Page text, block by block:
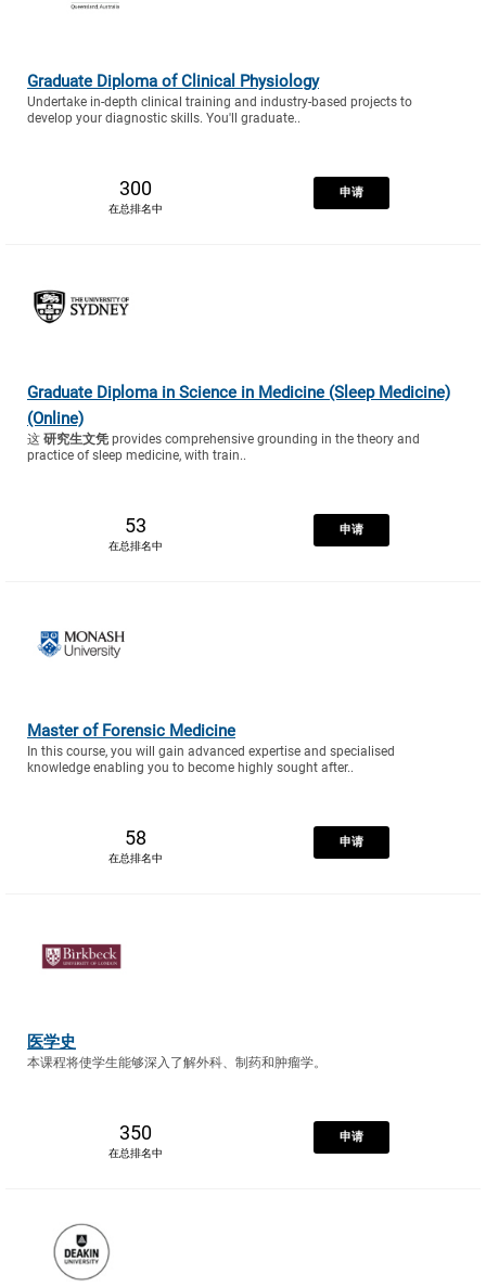
Graduate Diploma of Clinical Physiology
Undertake in-depth clinical training and industry-based projects to
develop your diagnostic skills. You'll graduate..
300
在总排名中
申请
Graduate Diploma in Science in Medicine (Sleep Medicine)
(Online)
这 研究生文凭 provides comprehensive grounding in the theory and
practice of sleep medicine, with train..
53
在总排名中
申请
Master of Forensic Medicine
In this course, you will gain advanced expertise and specialised
knowledge enabling you to become highly sought after..
58
在总排名中
申请
医学史
本课程将使学生能够深入了解外科、制药和肿瘤学。
350
在总排名中
申请